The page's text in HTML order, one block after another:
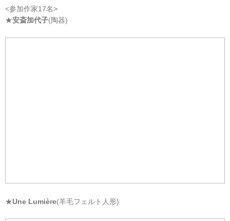
<参加作家17名>
★安斎加代子(陶器)
★Une Lumière(羊毛フェルト人形)